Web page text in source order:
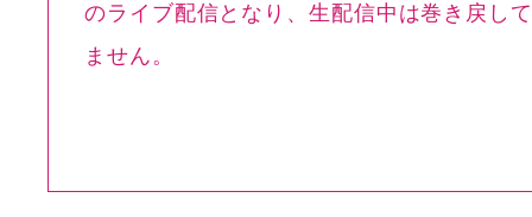
のライブ配信となり、生配信中は巻き戻し
ません。